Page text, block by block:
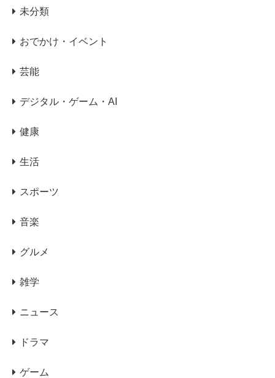
未分類
おでかけ・イベント
芸能
デジタル・ゲーム・AI
健康
生活
スポーツ
音楽
グルメ
雑学
ニュース
ドラマ
ゲーム